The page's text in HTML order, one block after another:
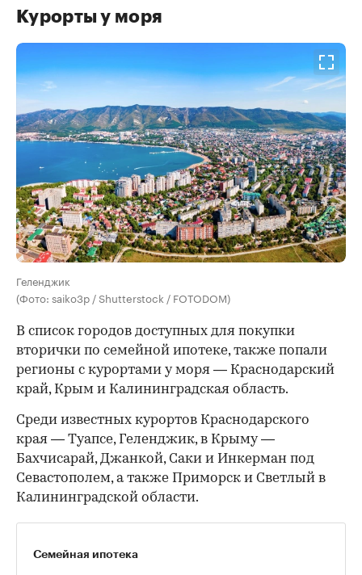
Курорты у моря
Геленджик
(Фото: saiko3p / Shutterstock / FOTODOM)
В список городов доступных для покупки
вторички по семейной ипотеке, также попали
регионы с курортами у моря — Краснодарский
край, Крым и Калининградская область.
Среди известных курортов Краснодарского
края — Туапсе, Геленджик, в Крыму —
Бахчисарай, Джанкой, Саки и Инкерман под
Севастополем, а также Приморск и Светлый в
Калининградской области.
Семейная ипотека